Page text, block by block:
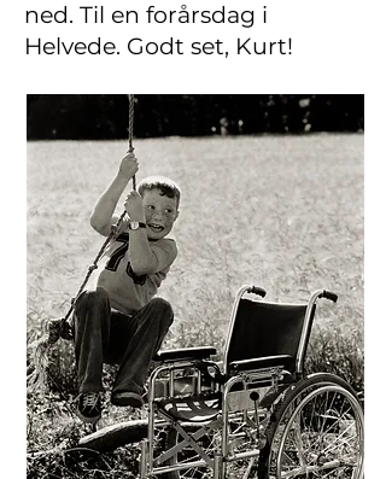
ned. Til en forårsdag i
Helvede. Godt set, Kurt!